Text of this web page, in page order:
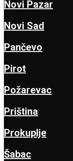
Novi Pazar
Novi Sad
Pančevo
Pirot
Požarevac
Priština
Prokuplje
Šabac